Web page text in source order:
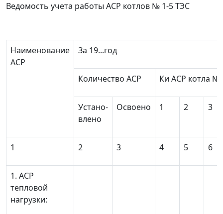
Ведомость учета работы AСP котлов № 1-5 ТЭС
Наименование
ACР
За 19...год
Количество ACР Ки ACР котла №
Устано-
влено
Освоено 1 2 3
1 2 3 4 5 6
1. ACР
тепловой
нагрузки: